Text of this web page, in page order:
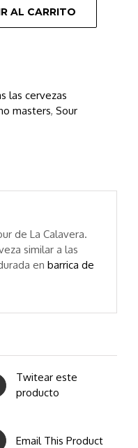
AL CARRITO
las cervezas
masters, Sour
de La Calavera.
similar a las
en barrica de
Twitear este
producto
Email This Product